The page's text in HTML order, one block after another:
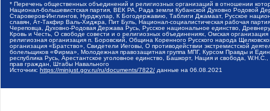
* Перечень общественных объединений и религиозных организаций в отношении
Национал-большевистская партия, ВЕК РА, Рада земли Кубанской Духовно Родовой
Староверов-Инглингов, Нурджулар, К Богодержавию, Таблиги Джамаат, Русское
славян, Ат-Такфир Валь-Хиджра, Пит Буль, Национал-социалистическая рабочая
Череповца, Духовно-Родовая Держава Русь, Русское национальное единство,
Кровь и Честь, О свободе совести и о религиозных объединениях, Омская
религиозная организация п. Боровский, Община Коренного Русского народа
организация «Братство», Свидетели Иеговы, О противодействии экстремистской
болельщиков «Фирма», Молодежная правозащитная группа МПГ, Курсом Правды и
республика Русь, Арестантское уголовное единство, Башкорт, Нация и свобода,
прав граждан, Штабы Навального
Источник: https://minjust.gov.ru/ru/documents/7822/ данные на 06.08.2021